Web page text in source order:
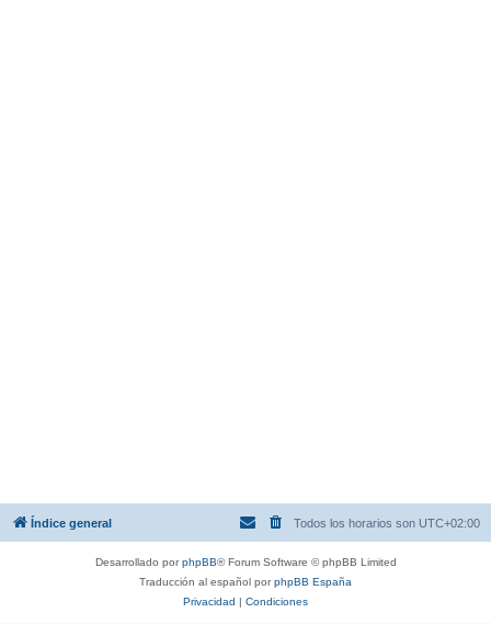
Índice general Todos los horarios son UTC+02:00
Desarrollado porphpBB® Forum Software © phpBB Limited
Traducción al español porphpBB España
Privacidad
Condiciones